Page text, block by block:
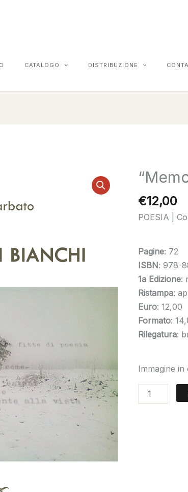
CATALOGO DISTRIBUZIONE
€12,00
POESIA |
Pagine: 72
ISBN: 978-
1a Edizione:
Ristampa:
Euro: 12,00
Formato:
Rilegatura:
Immagine
"Memoriali
quantità